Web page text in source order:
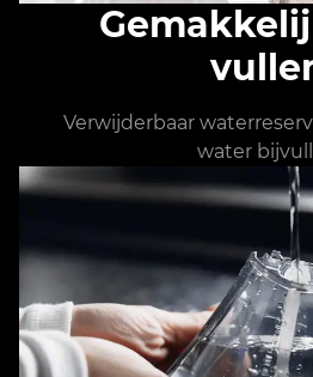
Verwijderbaar
water